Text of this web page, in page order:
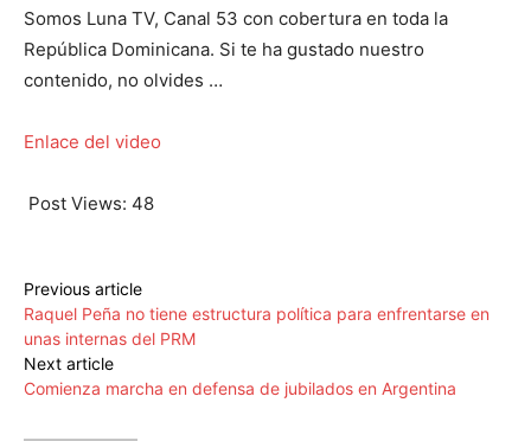
Somos Luna TV, Canal 53 con cobertura en toda la
República Dominicana. Si te ha gustado nuestro
contenido, no olvides …
Enlace del video
Post Views: 48
Previous article
Raquel Peña no tiene estructura política para enfrentarse en
unas internas del PRM
Next article
Comienza marcha en defensa de jubilados en Argentina